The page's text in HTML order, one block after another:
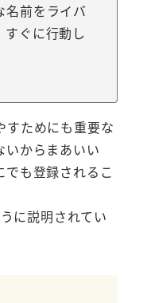
名前をライバ
すぐに行動し
すためにも重要な
いからまあいい
でも登録されるこ
に説明されてい